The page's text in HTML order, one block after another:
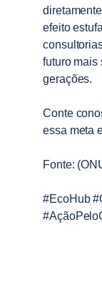
efeito
futuro mais
gerações.
Conte
essa meta
Fonte:
#EcoHub